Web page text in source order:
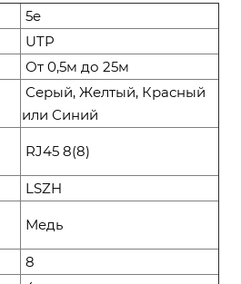
5e
UTP
От 0,5м до 25м
Серый, Желтый, Красный
или Синий
RJ45 8(8)
LSZH
Медь
8